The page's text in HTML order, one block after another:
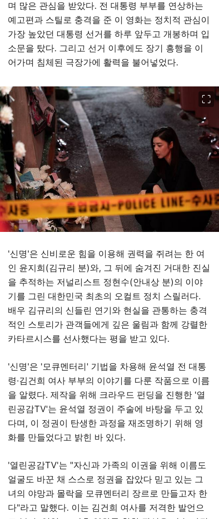
며 많은 관심을 받았다. 전 대통령 부부를 연상하는
예고편과 스틸로 충격을 준 이 영화는 정치적 관심이
가장 높았던 대통령 선거를 하루 앞두고 개봉하며 입
소문을 탔다. 그리고 선거 이후에도 장기 흥행을 이
어가며 침체된 극장가에 활력을 불어넣었다.
'신명'은 신비로운 힘을 이용해 권력을 쥐려는 한 여
인 윤지희(김규리 분)와, 그 뒤에 숨겨진 거대한 진실
을 추적하는 저널리스트 정현수(안내상 분)의 이야
기를 그린 대한민국 최초의 오컬트 정치 스릴러다.
배우 김규리의 신들린 연기와 현실을 관통하는 충격
적인 스토리가 관객들에게 깊은 울림과 함께 강렬한
카타르시스를 선사했다는 평을 받고 있다.
'신명'은 '모큐멘터리' 기법을 차용해 윤석열 전 대통
령·김건희 여사 부부의 이야기를 다룬 작품으로 이름
을 알렸다. 제작을 위해 크라우드 펀딩을 진행한 '열
린공감TV'는 윤석열 정권이 주술에 바탕을 두고 있
다며, 이 정권이 탄생한 과정을 재조명하기 위해 영
화를 만들었다고 밝힌 바 있다.
'열린공감TV'는 "자신과 가족의 이권을 위해 이름도
얼굴도 바꾼 채 스스로 정권을 잡았다 믿고 있는 그
녀의 야망과 몰락을 모큐멘터리 장르로 만들고자 한
다"라고 말했다. 이는 김건희 여사를 저격한 발언으